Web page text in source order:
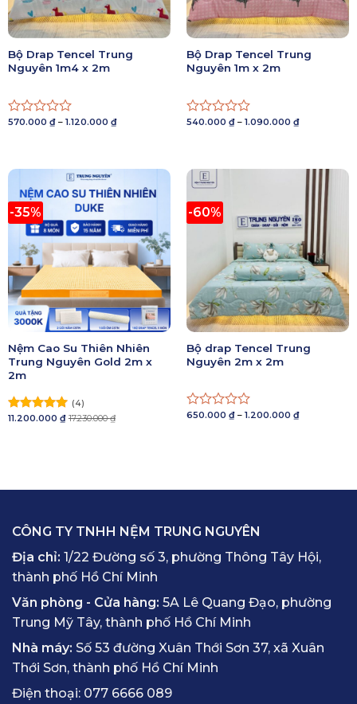
Bộ Drap Tencel Trung
Nguyên 1m4 x 2m
Được
5
sao
570.000 ₫ – 1.120.000 ₫Khoảng
giá:
Bộ Drap Tencel Trung
Nguyên 1m x 2m
Được
5
sao
540.000 ₫ – 1.090.000 ₫Khoảng
giá:
-35%
Nệm Cao Su Thiên Nhiên
Trung Nguyên Gold 2m x
2m
Được xếp
(4)
11.200.000 ₫ 17.230.000₫
-60%
Bộ drap Tencel Trung
Nguyên 2m x 2m
Được
650.000 ₫ – 1.200.000 ₫Khoảng
giá:
CÔNG TY TNHH NỆM TRUNG NGUYÊN
Địa chỉ: 1/22 Đường số 3, phường Thông Tây Hội,
thành phố Hồ Chí Minh
Văn phòng - Cửa hàng: 5A Lê Quang Đạo, phường
Trung Mỹ Tây, thành phố Hồ Chí Minh
Nhà máy: Số 53 đường Xuân Thới Sơn 37, xã Xuân
Thới Sơn, thành phố Hồ Chí Minh
Điện thoại: 077 6666 089